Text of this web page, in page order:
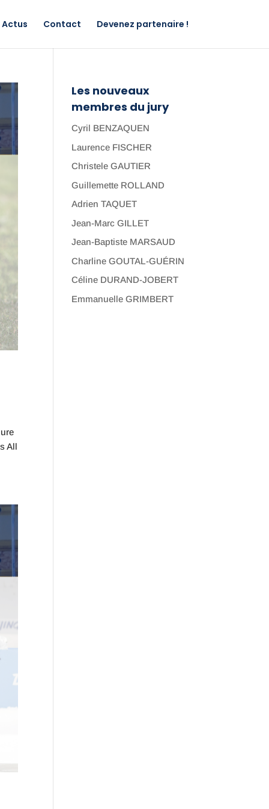
Actus Contact Devenez partenaire !
All
Les nouveaux
membres du jury
Cyril BENZAQUEN
Laurence FISCHER
Christele GAUTIER
Guillemette ROLLAND
Adrien TAQUET
Jean-Marc GILLET
Jean-Baptiste MARSAUD
Charline GOUTAL-GUÉRIN
Céline DURAND-JOBERT
Emmanuelle GRIMBERT